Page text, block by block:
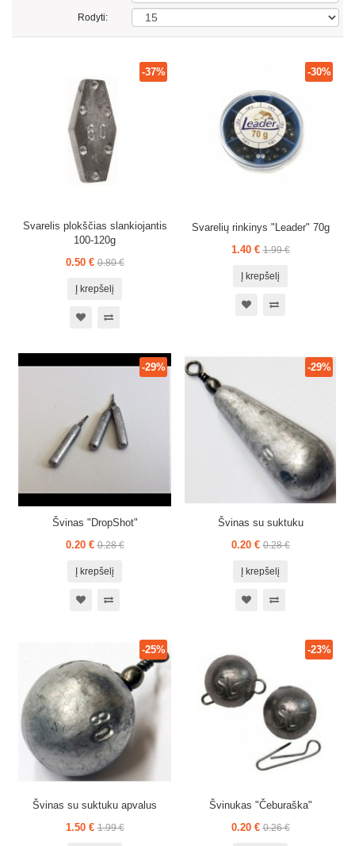
Rodyti:
Svarelis plokščias slankiojantis
100-120g
0.50 € 0.80 €
-37%
Į krepšelį
Svarelių rinkinys "Leader" 70g
1.40 € 1.99 €
-30%
Į krepšelį
Švinas "DropShot"
0.20 € 0.28 €
-29%
Į krepšelį
Švinas su suktuku
0.20 € 0.28 €
-29%
Į krepšelį
Švinas su suktuku apvalus
1.50 € 1.99 €
-25%
Švinukas "Čeburaška"
0.20 € 0.26 €
-23%